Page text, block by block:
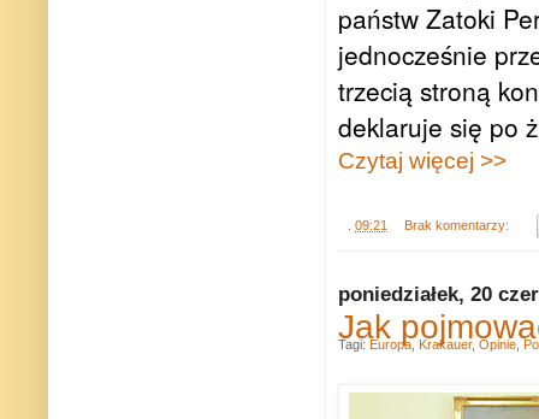
państw Zatoki
jednocześnie
trzecią stroną
deklaruje się po
Czytaj więcej >>
09:21 Brak komentarzy:
poniedziałek, 20
Jak
Tagi: Europa Krakauer, Opinie